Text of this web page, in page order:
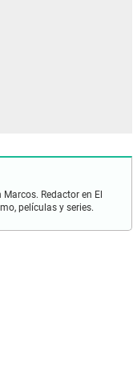
Redactor en El
películas y series.